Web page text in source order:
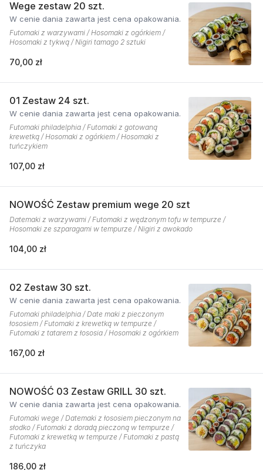
Wege zestaw 20 szt.
W cenie dania zawarta jest cena opakowania.
Futomaki z warzywami / Hosomaki z ogórkiem /
Hosomaki z tykwą / Nigiri tamago 2 sztuki
70,00 zł
01 Zestaw 24 szt.
W cenie dania zawarta jest cena opakowania.
Futomaki philadelphia / Futomaki z gotowaną
krewetką / Hosomaki z ogórkiem / Hosomaki z
tuńczykiem
107,00 zł
NOWOŚĆ Zestaw premium wege 20 szt
Datemaki z warzywami / Futomaki z wędzonym tofu w tempurze /
Hosomaki ze szparagami w tempurze / Nigiri z awokado
104,00 zł
02 Zestaw 30 szt.
W cenie dania zawarta jest cena opakowania.
Futomaki philadelphia / Date maki z pieczonym
łososiem / Futomaki z krewetką w tempurze /
Futomaki z tatarem z łososia / Hosomaki z ogórkiem
167,00 zł
NOWOŚĆ 03 Zestaw GRILL 30 szt.
W cenie dania zawarta jest cena opakowania.
Futomaki wege / Datemaki z łososiem pieczonym na
słodko / Futomaki z doradą pieczoną w tempurze /
Futomaki z krewetką w tempurze / Futomaki z pastą
z tuńczyka
186,00 zł